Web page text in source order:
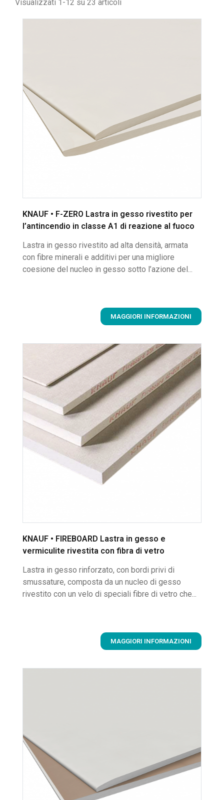
Visualizzati 1-12 su 23 articoli
KNAUF • F-ZERO Lastra in gesso rivestito per
l’antincendio in classe A1 di reazione al fuoco
Lastra in gesso rivestito ad alta densità, armata
con fibre minerali e additivi per una migliore
coesione del nucleo in gesso sotto l’azione del...
MAGGIORI INFORMAZIONI
KNAUF • FIREBOARD Lastra in gesso e
vermiculite rivestita con fibra di vetro
Lastra in gesso rinforzato, con bordi privi di
smussature, composta da un nucleo di gesso
rivestito con un velo di speciali fibre di vetro che...
MAGGIORI INFORMAZIONI